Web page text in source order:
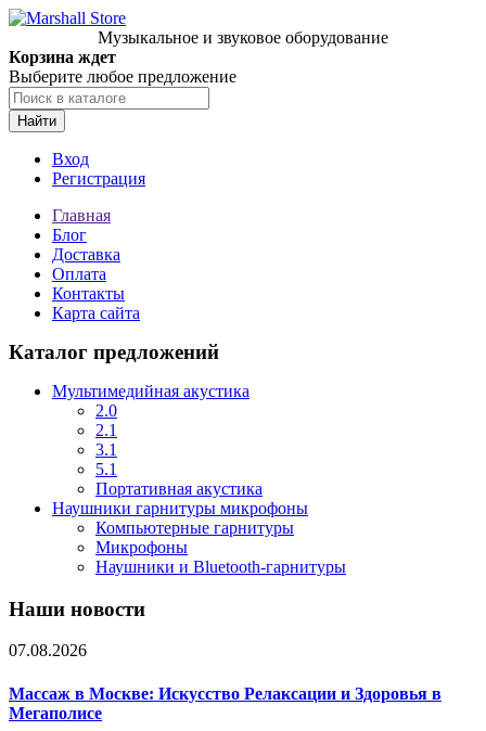
Музыкальное и звуковое оборудование
Корзина ждет
Выберите любое предложение
Найти
Вход
Регистрация
Главная
Блог
Доставка
Оплата
Контакты
Карта сайта
Каталог предложений
Мультимедийная акустика
2.0
2.1
3.1
5.1
Портативная акустика
Наушники гарнитуры микрофоны
Компьютерные гарнитуры
Микрофоны
Наушники и Bluetooth-гарнитуры
Наши новости
07.08.2026
Массаж в Москве: Искусство Релаксации и Здоровья в
Мегаполисе